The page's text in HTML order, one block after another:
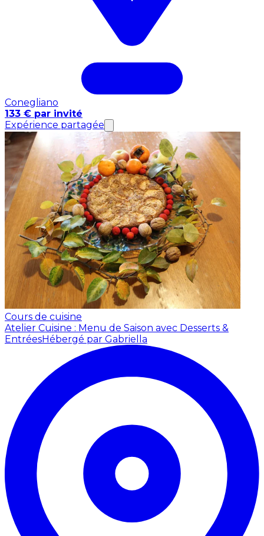
Conegliano
133 € par invité
Expérience partagée
Cours de cuisine
Atelier Cuisine : Menu de Saison avec Desserts &
EntréesHébergé par Gabriella